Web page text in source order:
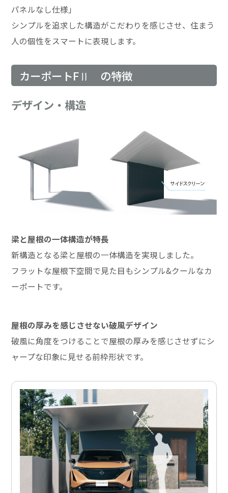
パネルなし仕様」
シンプルを追求した構造がこだわりを感じさせ、住まう
人の個性をスマートに表現します。
カーポートFⅡ の特徴
デザイン・構造
梁と屋根の一体構造が特長
新構造となる梁と屋根の一体構造を実現しました。
フラットな屋根下空間で見た目もシンプル&クールなカ
ーポートです。
屋根の厚みを感じさせない破風デザイン
破風に角度をつけることで屋根の厚みを感じさせずにシ
ャープな印象に見せる前枠形状です。